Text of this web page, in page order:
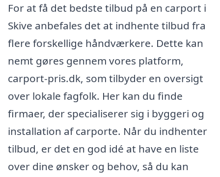
For at få det bedste tilbud på en carport i
Skive anbefales det at indhente tilbud fra
flere forskellige håndværkere. Dette kan
nemt gøres gennem vores platform,
carport-pris.dk, som tilbyder en oversigt
over lokale fagfolk. Her kan du finde
firmaer, der specialiserer sig i byggeri og
installation af carporte. Når du indhenter
tilbud, er det en god idé at have en liste
over dine ønsker og behov, så du kan